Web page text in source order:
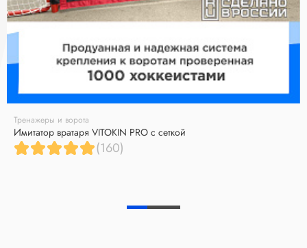
Тренажеры и ворота
Имитатор вратаря VITOKIN PRO с сеткой
(160)